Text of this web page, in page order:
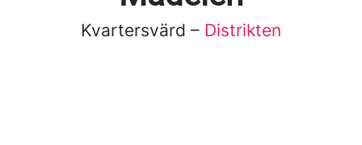
Kvartersvärd – Distrikten